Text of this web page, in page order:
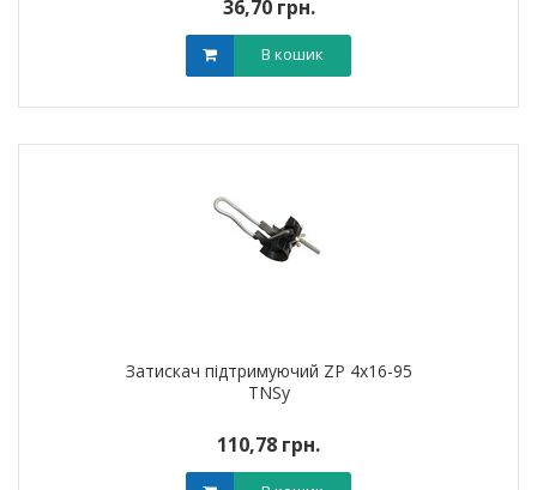
36,70 грн.
В кошик
Затискач підтримуючий ZP 4х16-95
TNSy
110,78 грн.